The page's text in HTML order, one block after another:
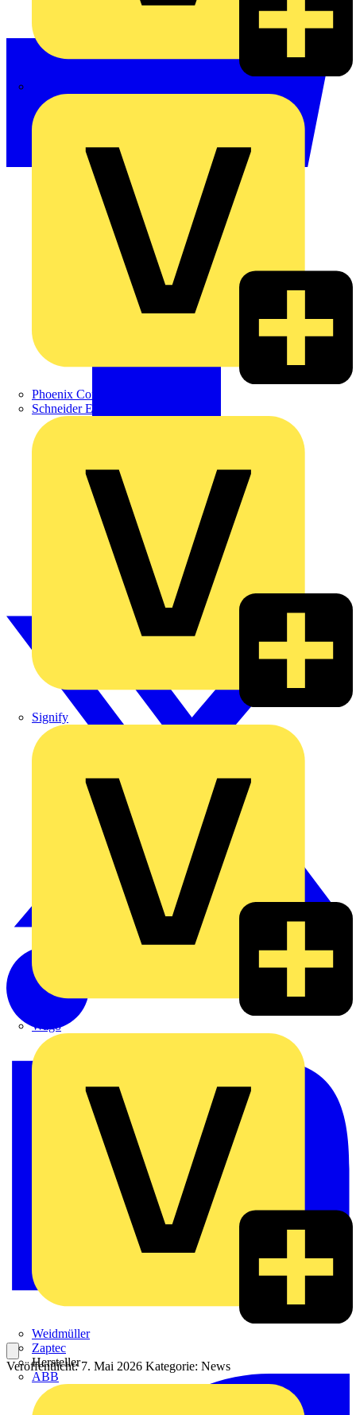
Phoenix Contact
Schneider Electric
Signify
Wago
Weidmüller
Zaptec
Hersteller
ABB
Veröffentlicht: 7. Mai 2026 Kategorie: News